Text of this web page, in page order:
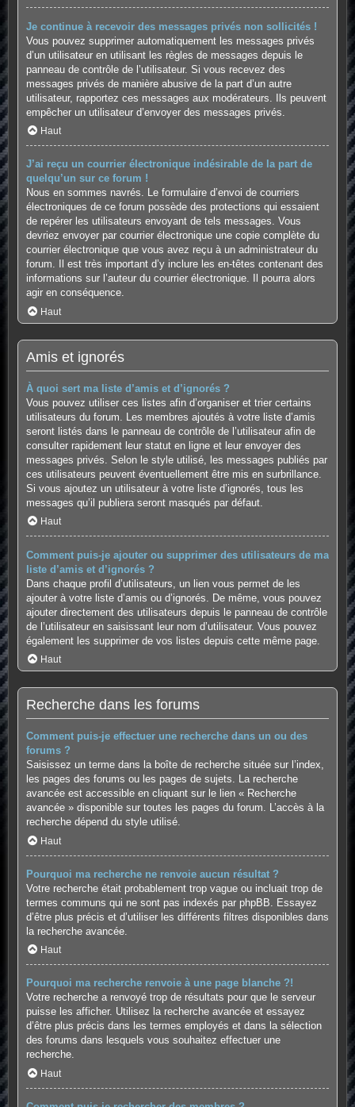
Je continue à recevoir des messages privés non sollicités !
Vous pouvez supprimer automatiquement les messages privés
d’un utilisateur en utilisant les règles de messages depuis le
panneau de contrôle de l’utilisateur. Si vous recevez des
messages privés de manière abusive de la part d’un autre
utilisateur, rapportez ces messages aux modérateurs. Ils peuvent
empêcher un utilisateur d’envoyer des messages privés.
Haut
J’ai reçu un courrier électronique indésirable de la part de
quelqu’un sur ce forum !
Nous en sommes navrés. Le formulaire d’envoi de courriers
électroniques de ce forum possède des protections qui essaient
de repérer les utilisateurs envoyant de tels messages. Vous
devriez envoyer par courrier électronique une copie complète du
courrier électronique que vous avez reçu à un administrateur du
forum. Il est très important d’y inclure les en-têtes contenant des
informations sur l’auteur du courrier électronique. Il pourra alors
agir en conséquence.
Haut
Amis et ignorés
À quoi sert ma liste d’amis et d’ignorés ?
Vous pouvez utiliser ces listes afin d’organiser et trier certains
utilisateurs du forum. Les membres ajoutés à votre liste d’amis
seront listés dans le panneau de contrôle de l’utilisateur afin de
consulter rapidement leur statut en ligne et leur envoyer des
messages privés. Selon le style utilisé, les messages publiés par
ces utilisateurs peuvent éventuellement être mis en surbrillance.
Si vous ajoutez un utilisateur à votre liste d’ignorés, tous les
messages qu’il publiera seront masqués par défaut.
Haut
Comment puis-je ajouter ou supprimer des utilisateurs de ma
liste d’amis et d’ignorés ?
Dans chaque profil d’utilisateurs, un lien vous permet de les
ajouter à votre liste d’amis ou d’ignorés. De même, vous pouvez
ajouter directement des utilisateurs depuis le panneau de contrôle
de l’utilisateur en saisissant leur nom d’utilisateur. Vous pouvez
également les supprimer de vos listes depuis cette même page.
Haut
Recherche dans les forums
Comment puis-je effectuer une recherche dans un ou des
forums ?
Saisissez un terme dans la boîte de recherche située sur l’index,
les pages des forums ou les pages de sujets. La recherche
avancée est accessible en cliquant sur le lien « Recherche
avancée » disponible sur toutes les pages du forum. L’accès à la
recherche dépend du style utilisé.
Haut
Pourquoi ma recherche ne renvoie aucun résultat ?
Votre recherche était probablement trop vague ou incluait trop de
termes communs qui ne sont pas indexés par phpBB. Essayez
d’être plus précis et d’utiliser les différents filtres disponibles dans
la recherche avancée.
Haut
Pourquoi ma recherche renvoie à une page blanche ?!
Votre recherche a renvoyé trop de résultats pour que le serveur
puisse les afficher. Utilisez la recherche avancée et essayez
d’être plus précis dans les termes employés et dans la sélection
des forums dans lesquels vous souhaitez effectuer une
recherche.
Haut